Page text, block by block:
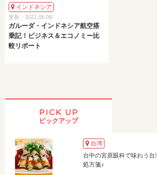
インドネシア
更新：2021.06.09
ガルーダ・インドネシア航空搭
乗記！ビジネス＆エコノミー比
較リポート
PICK UP
ピックアップ
台湾
台中の宮原眼科で味わう
処方箋♪